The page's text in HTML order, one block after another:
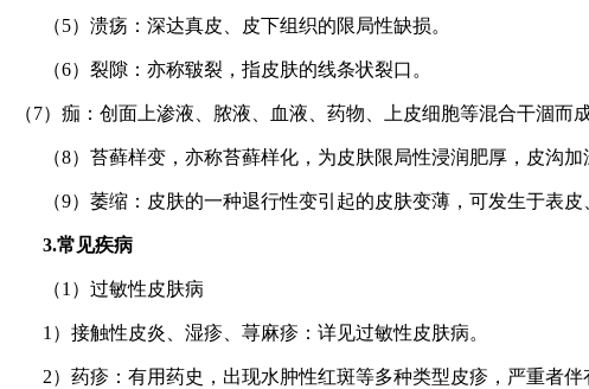
（5）溃疡：深达真皮、皮下组织的限局性缺损。
（6）裂隙：亦称皲裂，指皮肤的线条状裂口。
（7）痂：创面上渗液、脓液、血液、药物、上皮细胞等混合干涸而
（8）苔藓样变，亦称苔藓样化，为皮肤限局性浸润肥厚，皮沟
（9）萎缩：皮肤的一种退行性变引起的皮肤变薄，可发生于表皮
3.常见疾病
（1）过敏性皮肤病
1）接触性皮炎、湿疹、荨麻疹：详见过敏性皮肤病。
2）药疹：有用药史，出现水肿性红斑等多种类型皮疹，严重者